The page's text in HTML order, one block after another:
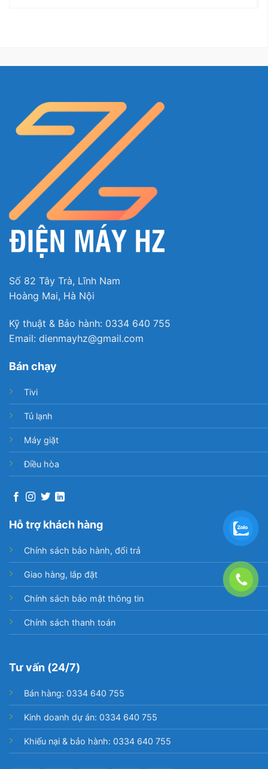
Số 82 Tây Trà, Lĩnh Nam
Hoàng Mai, Hà Nội
Kỹ thuật & Bảo hành: 0334 640 755
Email: dienmayhz@gmail.com
Bán chạy
Tivi
Tủ lạnh
Máy giặt
Điều hòa
Hỗ trợ khách hàng
Chính sách bảo hành, đổi trả
Giao hàng, lắp đặt
Chính sách bảo mật thông tin
Chính sách thanh toán
Tư vấn (24/7)
Bán hàng: 0334 640 755
Kinh doanh dự án: 0334 640 755
Khiếu nại & bảo hành: 0334 640 755